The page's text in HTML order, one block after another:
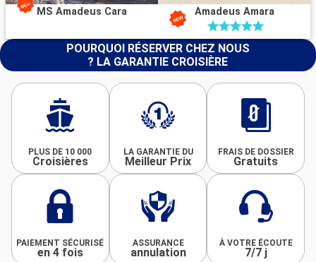
MS Amadeus Cara Amadeus Amara
POURQUOI RÉSERVER CHEZ NOUS
? LA GARANTIE CROISIÈRE
PLUS DE 10 000
Croisières
LA GARANTIE DU
Meilleur Prix
FRAIS DE DOSSIER
Gratuits
PAIEMENT SÉCURISÉ
en 4 fois
ASSURANCE
annulation
À VOTRE ÉCOUTE
7/7 j